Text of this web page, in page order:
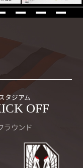
タジアム
OFF
ウンド